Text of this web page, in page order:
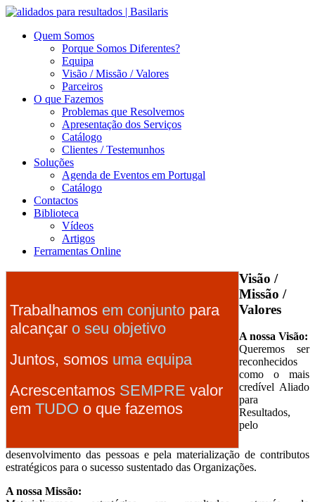
Quem Somos
Porque Somos Diferentes?
Equipa
Visão / Missão / Valores
Parceiros
O que Fazemos
Problemas que Resolvemos
Apresentação dos Serviços
Catálogo
Clientes / Testemunhos
Soluções
Agenda de Eventos em Portugal
Catálogo
Contactos
Biblioteca
Vídeos
Artigos
Ferramentas Online
Trabalhamos em conjunto para
alcançar o seu objetivo
Juntos, somos uma equipa
Acrescentamos SEMPRE valor
em TUDO o que fazemos
Visão /
Missão /
Valores
A nossa Visão:
Queremos ser
reconhecidos
como o mais
credível Aliado
para
Resultados,
pelo
desenvolvimento das pessoas e pela materialização de contributos
estratégicos para o sucesso sustentado das Organizações.
A nossa Missão: